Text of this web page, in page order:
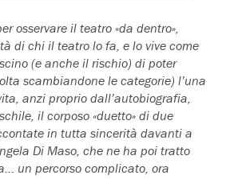
osservare il teatro «da dentro»,
di chi il teatro lo fa, e lo vive come
(e anche il rischio) di poter
scambiandone le categorie) l’una
anzi proprio dall’autobiografia,
il corposo «duetto» di due
in tutta sincerità davanti a
Di Maso, che ne ha poi tratto
un percorso complicato, ora